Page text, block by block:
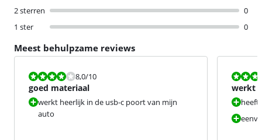
2 sterren
0
1 ster
0
Meest behulpzame reviews
Beoordeling is 8,0 van de 10.
8,0/10
goed materiaal
werkt heerlijk in de usb-c poort van mijn
auto
werkt
heeft